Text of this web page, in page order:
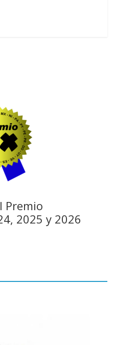
Premio
2025 y 2026